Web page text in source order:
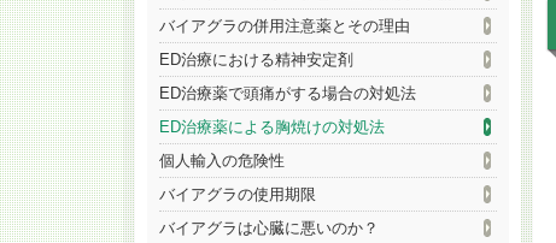
バイアグラの併用注意薬とその理由
ED治療における精神安定剤
ED治療薬で頭痛がする場合の対処法
ED治療薬による胸焼けの対処法
個人輸入の危険性
バイアグラの使用期限
バイアグラは心臓に悪いのか？